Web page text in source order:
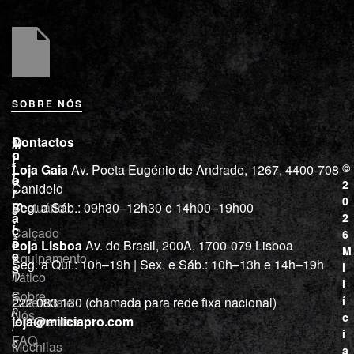
SOBRE NÓS
M
i
l
í
c
i
a
“
D
e
p
r
o
L
o
j
a
Vestuário
Calçado
Equipamento
Tático
Cutelaria e
ferramentas
Mochilas
I
n
f
o
r
m
a
ç
õ
e
s
Sobre
Nós
FAQ
Contactos
Loja GaiaAv. Poeta Eugénio de Andrade, 1267, 4400-708
Canidelo
Seg. a Sáb.: 09h30–12h30 e 14h00–19h00
Loja LisboaAv. do Brasil, 200A, 1700-079 Lisboa
Seg. a Qui.: 10h–19h | Sex. e Sáb.: 10h–13h e 14h–19h
222 083 130 (chamada para rede fixa nacional)
loja@miliciapro.com
©
2
0
2
6
M
i
l
í
c
i
a